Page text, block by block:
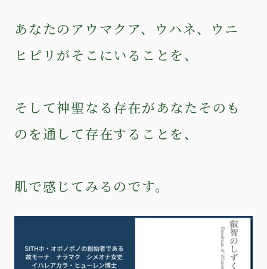
あなたのアウマクア、ウハネ、ウニ
ヒピリがそこにいることを、
そして神聖なる存在があなたそのも
のを通して存在することを、
肌で感じてみるのです。